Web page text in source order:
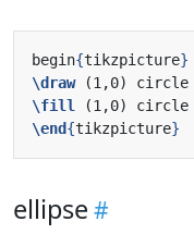
begin{tikzpicture}
\draw
\fill
\end{tikzpicture}
ellipse